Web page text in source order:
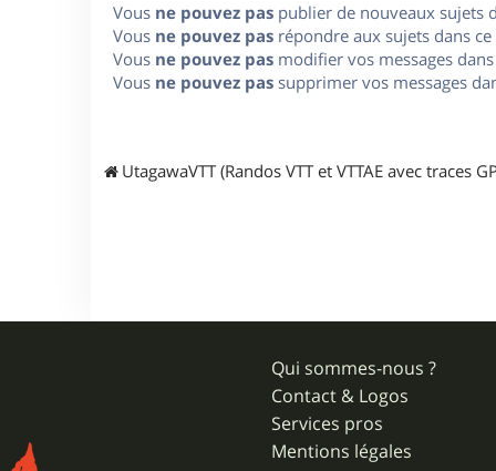
Vous ne pouvez pas publier de nouveaux sujets
Vous ne pouvez pas répondre aux sujets dans
Vous ne pouvez pas modifier vos messages
Vous ne pouvez pas supprimer vos messages
UtagawaVTT (Randos VTT et VTTAE avec traces
Qui sommes-nous ?
Contact & Logos
Services pros
Mentions légales